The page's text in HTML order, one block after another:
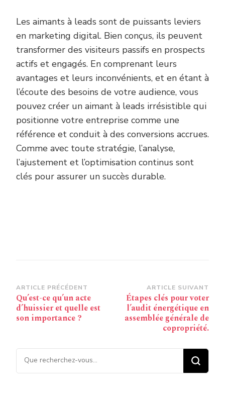
Les aimants à leads sont de puissants leviers
en marketing digital. Bien conçus, ils peuvent
transformer des visiteurs passifs en prospects
actifs et engagés. En comprenant leurs
avantages et leurs inconvénients, et en étant à
l’écoute des besoins de votre audience, vous
pouvez créer un aimant à leads irrésistible qui
positionne votre entreprise comme une
référence et conduit à des conversions accrues.
Comme avec toute stratégie, l’analyse,
l’ajustement et l’optimisation continus sont
clés pour assurer un succès durable.
Navigation
d’article
ARTICLE PRÉCÉDENT
Qu’est-ce qu’un acte
d’huissier et quelle est
son importance ?
ARTICLE SUIVANT
Étapes clés pour voter
l’audit énergétique en
assemblée générale de
copropriété.
Vous recherchiez quelque
chose ?